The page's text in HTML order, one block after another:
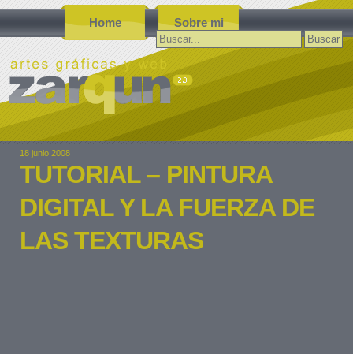
Home Sobre mi
Buscar:
18 junio 2008
TUTORIAL – PINTURA
DIGITAL Y LA FUERZA DE
LAS TEXTURAS